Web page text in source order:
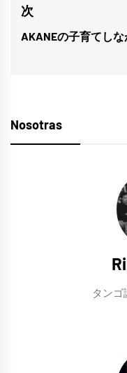
ナ
ビ
ョ
の
次
次
AKANEの子育てしな
Nosotras
タン